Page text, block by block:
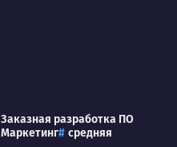
Заказная разработка ПО
Маркетинг
средняя